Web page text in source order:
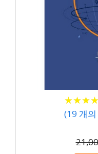
★★★★
★★★★
(19 개